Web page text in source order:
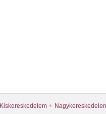
Kiskereskedelem